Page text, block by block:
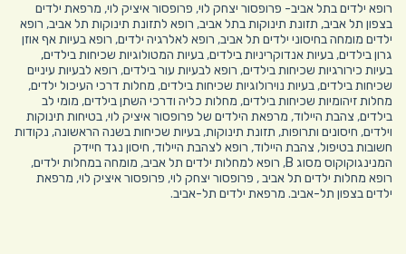
רופא ילדים בתל אביב- פרופסור יצחק לוי, פרופסור איציק לוי, מרפאת ילדים
בצפון תל אביב, תזונת תינוקות בתל אביב, רופא לתזונת תינוקות תל אביב, רופא
ילדים מומחה בחיסוני ילדים תל אביב, רופא לאלרגיה ילדים, רופא בעיות אף אוזן
גרון בילדים, בעיות אנדוקריניות בילדים, בעיות המטולוגיות שכיחות בילדים,
בעיות כירורגיות שכיחות בילדים, רופא לבעיות עור בילדים, רופא לבעיות עיניים
שכיחות בילדים, בעיות נוירולוגיות שכיחות בילדים, מחלות דרכי העיכול ילדים,
מחלות זיהומיות שכיחות בילדים, מחלות כליה ודרכי השתן בילדים, מומי לב
בילדים, צהבת היילוד, מרפאת הילדים של פרופסור איציק לוי, בטיחות תינוקות
וילדים, חיסונים ותרופות, תזונת תינוקות, בעיות שכיחות בשנה הראשונה, נקודות
חשובות בטיפול, צהבת היילוד, רופא לצהבת היילוד, חיסון נגד חיידק
המנינגוקוקוס מסוג B
, רופא למחלות ילדים תל אביב, מומחה במחלות ילדים,
רופא מחלות ילדים תל אביב, פרופסור יצחק לוי, פרופסור איציק לוי, מרפאת
ילדים בצפון תל-אביב. מרפאת ילדים תל-אביב.